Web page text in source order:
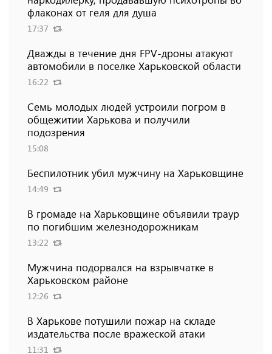
флаконах от геля для душа
17:37
Дважды в течение дня FPV-дроны атакуют
автомобили в поселке Харьковской области
16:22
Семь молодых людей устроили погром в
общежитии Харькова и получили
подозрения
15:08
Беспилотник убил мужчину на Харьковщине
14:49
В громаде на Харьковщине объявили траур
по погибшим железнодорожникам
13:22
Мужчина подорвался на взрывчатке в
Харьковском районе
12:26
В Харькове потушили пожар на складе
издательства после вражеской атаки
11:31